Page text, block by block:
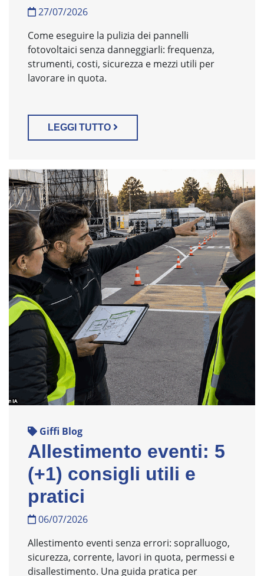
27/07/2026
Come eseguire la pulizia dei pannelli
fotovoltaici senza danneggiarli: frequenza,
strumenti, costi, sicurezza e mezzi utili per
lavorare in quota.
LEGGI TUTTO
Giffi Blog
Allestimento eventi: 5
(+1) consigli utili e
pratici
06/07/2026
Allestimento eventi senza errori: sopralluogo,
sicurezza, corrente, lavori in quota, permessi e
disallestimento. Una guida pratica per